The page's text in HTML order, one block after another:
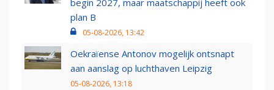
begin 2027, maar maatschappij heeft ook
plan B
05-08-2026, 13:42
Oekraïense Antonov mogelijk ontsnapt
aan aanslag op luchthaven Leipzig
05-08-2026, 13:18